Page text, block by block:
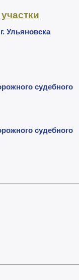
Ульяновска
судебного
судебного